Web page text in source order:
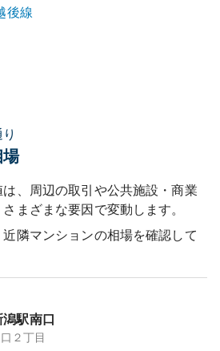
後線
場
、周辺の取引や公共施設・商業
まざまな要因で変動します。
隣マンションの相場を確認して
駅南口
２丁目